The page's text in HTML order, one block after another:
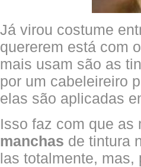
Já virou costume
quererem está com
mais usam são as
por um cabeleireiro
elas são aplicadas
Isso faz com que as
manchas de tintura
las totalmente,